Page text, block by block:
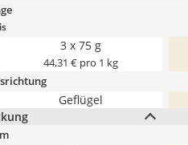
3 x 75 g
44,31 € pro 1 kg
Geflügel